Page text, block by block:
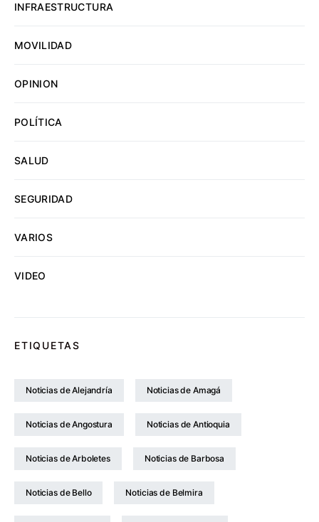
INFRAESTRUCTURA
MOVILIDAD
OPINION
POLÍTICA
SALUD
SEGURIDAD
VARIOS
VIDEO
ETIQUETAS
Noticias de Alejandría Noticias de Amagá
Noticias de Angostura Noticias de Antioquia
Noticias de Arboletes Noticias de Barbosa
Noticias de Bello Noticias de Belmira